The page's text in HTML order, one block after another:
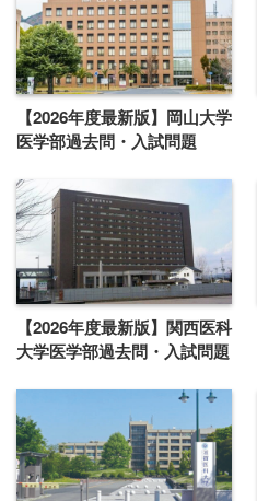
【2026年度最新版】岡山大学
医学部過去問・入試問題
【2026年度最新版】関西医科
大学医学部過去問・入試問題